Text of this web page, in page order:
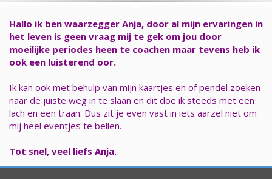
Hallo ik ben waarzegger Anja, door al mijn ervaringen in
het leven is geen vraag mij te gek om jou door
moeilijke periodes heen te coachen maar tevens heb ik
ook een luisterend oor.
Ik kan ook met behulp van mijn kaartjes en of pendel zoeken
naar de juiste weg in te slaan en dit doe ik steeds met een
lach en een traan. Dus zit je even vast in iets aarzel niet om
mij heel eventjes te bellen.
Tot snel, veel liefs Anja.